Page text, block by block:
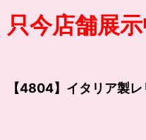
只今店舗展示
【4804】イタリア製レ